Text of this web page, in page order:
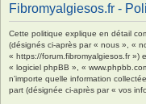
Fibromyalgiesos.fr -
Cette politique explique en détail
(désignés ci-après par « nous », «
« https://forum.fibromyalgiesos.fr »)
« logiciel phpBB », «
n’importe quelle information
part (désignée ci-après par « vos